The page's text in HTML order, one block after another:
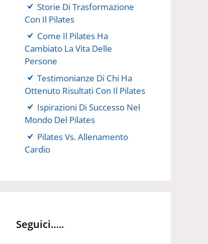
Storie Di Trasformazione
Con Il Pilates
Come Il Pilates Ha
Cambiato La Vita Delle
Persone
Testimonianze Di Chi Ha
Ottenuto Risultati Con Il Pilates
Ispirazioni Di Successo Nel
Mondo Del Pilates
Pilates Vs. Allenamento
Cardio
Seguici…..